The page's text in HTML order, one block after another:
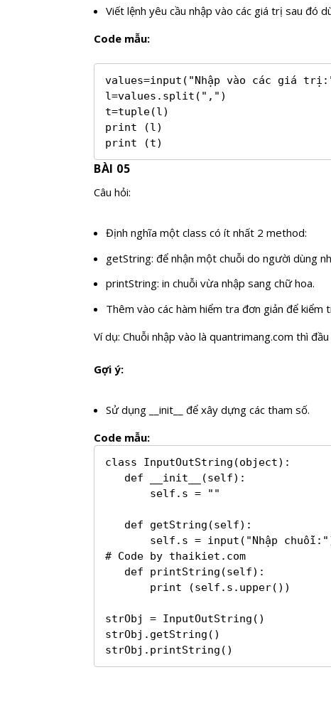
Viết lệnh yêu cầu nhập vào các giá trị sau đó
Code mẫu:
values=input("Nhập vào các giá
l=values.split(",")
t=tuple(l)
print (l)
print (t)
BÀI 05
Câu hỏi:
Định nghĩa một class có ít nhất 2 method:
getString: để nhận một chuỗi do người dùng
printString: in chuỗi vừa nhập sang chữ hoa.
Thêm vào các hàm hiểm tra đơn giản để kiểm
Ví dụ: Chuỗi nhập vào là quantrimang.com thì
Gợi ý:
Sử dụng __init__ để xây dựng các tham số.
Code mẫu:
class InputOutString(object):
# Code by thaikiet.com
strObj = InputOutString()
strObj.getString()
strObj.printString()